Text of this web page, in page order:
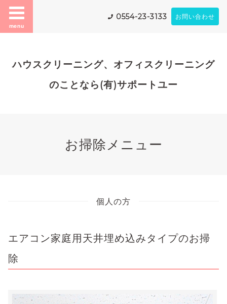
menu
0554-23-3133 お問い合わせ
ハウスクリーニング、オフィスクリーニング
のことなら(有)サポートユー
お掃除メニュー
個人の方
エアコン家庭用天井埋め込みタイプのお掃
除